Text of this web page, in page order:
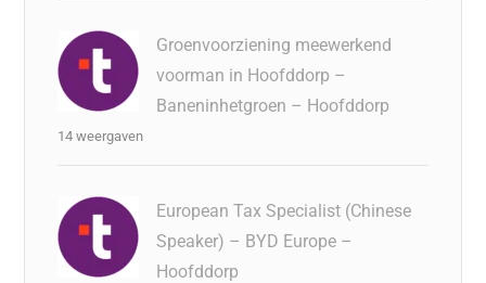
Groenvoorziening meewerkend
voorman in Hoofddorp –
Baneninhetgroen – Hoofddorp
14 weergaven
European Tax Specialist (Chinese
Speaker) – BYD Europe –
Hoofddorp